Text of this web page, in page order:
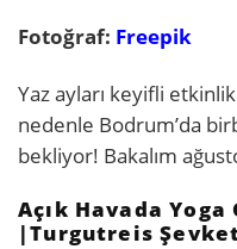
Fotoğraf: Freepik
Yaz ayları keyifli
nedenle Bodrum’da
bekliyor! Bakalım
Açık Havada
|Turgutreis Şevket